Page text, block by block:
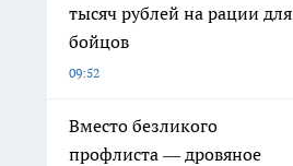
тысяч рублей на рации для
бойцов
09:52
Вместо безликого
профлиста — дровяное